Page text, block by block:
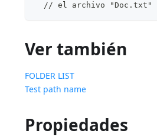
// el archivo "Doc.txt"
Ver también
FOLDER LIST
Test path name
Propiedades